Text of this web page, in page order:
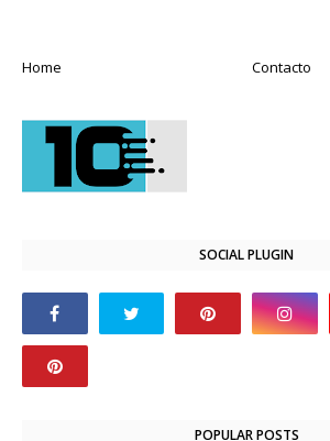
Home Contacto
SOCIAL PLUGIN
POPULAR POSTS